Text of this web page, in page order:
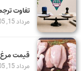
تفاوت
مرداد 15, 1405
قیمت مرغ
مرداد 15, 1405